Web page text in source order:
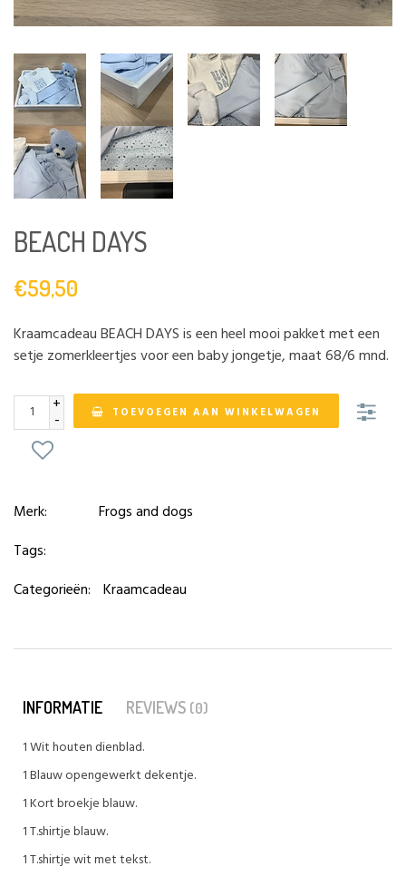
BEACH DAYS
€59,50
Kraamcadeau BEACH DAYS is een heel mooi pakket met een
setje zomerkleertjes voor een baby jongetje, maat 68/6 mnd.
+
- TOEVOEGEN AAN WINKELWAGEN
Merk:
Frogs and dogs
Tags:
Categorieën: Kraamcadeau
INFORMATIE REVIEWS (0)
1 Wit houten dienblad.
1 Blauw opengewerkt dekentje.
1 Kort broekje blauw.
1 T.shirtje blauw.
1 T.shirtje wit met tekst.